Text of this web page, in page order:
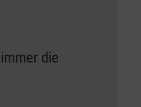
die